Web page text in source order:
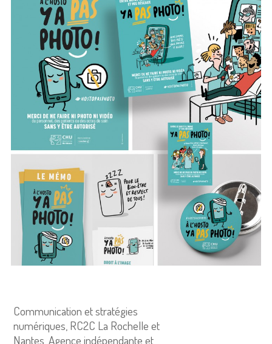
Communication et stratégies
numériques, RC2C La Rochelle et
Nantes, Agence indépendante et